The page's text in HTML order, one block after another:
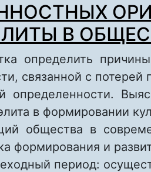
В
определить
связанной с
определенности.
в формировании
общества в
формирования и
период: